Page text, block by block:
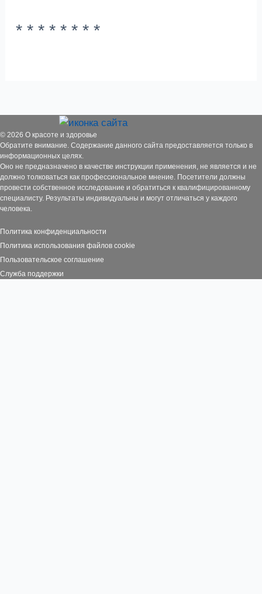
* * * * * * * *
© 2026 О красоте и здоровье
Обратите внимание. Содержание данного сайта предоставляется только в
информационных целях.
Оно не предназначено в качестве инструкции применения, не является и не
должно толковаться как профессиональное мнение. Посетители должны
провести собственное исследование и обратиться к квалифицированному
специалисту. Результаты индивидуальны и могут отличаться у каждого
человека.
Политика конфиденциальности
Политика использования файлов cookie
Пользовательское соглашение
Служба поддержки